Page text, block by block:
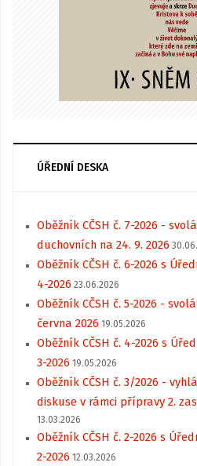
ÚŘEDNÍ DESKA
Oběžník CČSH č. 7-2026 -
duchovních na 24. 9. 2026
Oběžník CČSH č. 6-2026 s
4-2026 23.06.2026
Oběžník CČSH č. 5-2026 -
června 2026 19.05.2026
Oběžník CČSH č. 4-2026 s
3-2026 19.05.2026
Oběžník CČSH č. 3/2026 -
diskuse v rámci přípravy 2.
13.03.2026
Oběžník CČSH č. 2-2026 s
2-2026 12.03.2026